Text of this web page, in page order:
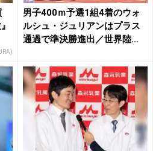
男子400ｍ予選1組4着のウォ
ルシュ・ジュリアンはプラス
通過で準決勝進出／世界陸...